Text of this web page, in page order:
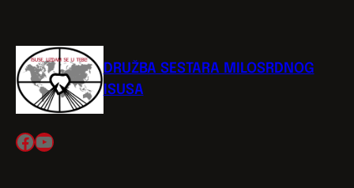
DRUŽBA SESTARA MILOSRDNOG
ISUSA
Facebook
YouTube